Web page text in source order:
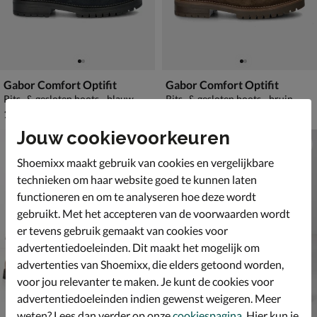
Gabor Comfort Optifit
Rits- & gesloten boots - blauw
€ 139,99
139
Gabor Comfort Optifit
Rits- & gesloten boots - bruin
Jouw cookievoorkeuren
Shoemixx maakt gebruik van cookies en vergelijkbare
technieken om haar website goed te kunnen laten
functioneren en om te analyseren hoe deze wordt
gebruikt. Met het accepteren van de voorwaarden wordt
er tevens gebruik gemaakt van cookies voor
advertentiedoeleinden. Dit maakt het mogelijk om
advertenties van Shoemixx, die elders getoond worden,
voor jou relevanter te maken. Je kunt de cookies voor
advertentiedoeleinden indien gewenst weigeren. Meer